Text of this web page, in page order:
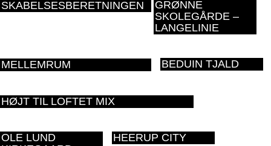
SKABELSESBERETNINGEN
GRØNNE
SKOLEGÅRDE –
LANGELINIE
MELLEMRUM BEDUIN TJALD
HØJT TIL LOFTET MIX
OLE LUND
HEERUP CITY